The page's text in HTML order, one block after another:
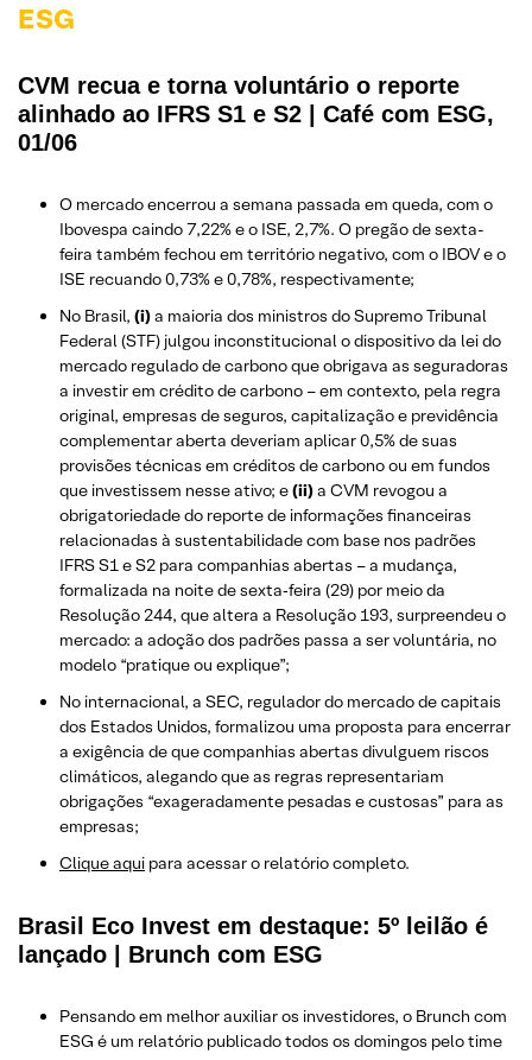
ESG
CVM recua e torna voluntário o reporte
alinhado ao IFRS S1 e S2 | Café com ESG,
01/06
O mercado encerrou a semana passada em queda, com o
Ibovespa caindo 7,22% e o ISE, 2,7%. O pregão de sexta-
feira também fechou em território negativo, com o IBOV e o
ISE recuando 0,73% e 0,78%, respectivamente;
No Brasil, (i)a maioria dos ministros do Supremo Tribunal
Federal (STF) julgou inconstitucional o dispositivo da lei do
mercado regulado de carbono que obrigava as seguradoras
a investir em crédito de carbono – em contexto, pela regra
original, empresas de seguros, capitalização e previdência
complementar aberta deveriam aplicar 0,5% de suas
provisões técnicas em créditos de carbono ou em fundos
que investissem nesse ativo; e(ii)a CVM revogou a
obrigatoriedade do reporte de informações financeiras
relacionadas à sustentabilidade com base nos padrões
IFRS S1 e S2 para companhias abertas – a mudança,
formalizada na noite de sexta‑feira (29) por meio da
Resolução 244, que altera a Resolução 193, surpreendeu o
mercado: a adoção dos padrões passa a ser voluntária, no
modelo “pratique ou explique”;
No internacional, a SEC, regulador do mercado de capitais
dos Estados Unidos, formalizou uma proposta para encerrar
a exigência de que companhias abertas divulguem riscos
climáticos, alegando que as regras representariam
obrigações “exageradamente pesadas e custosas” para as
empresas;
Clique aqui para acessar o relatório completo.
Brasil Eco Invest em destaque: 5º leilão é
lançado | Brunch com ESG
Pensando em melhor auxiliar os investidores, o Brunch com
ESG é um relatório publicado todos os domingos pelo time